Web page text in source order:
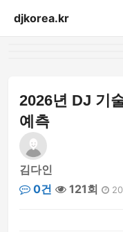
djkorea.kr
2026년 DJ 기
예측
김다인
0건
121회